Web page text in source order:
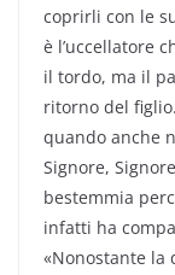
coprirli con le
è l’uccellatore
il tordo, ma il
ritorno del
quando anche
Signore,
bestemmia
infatti ha
«Nonostante la